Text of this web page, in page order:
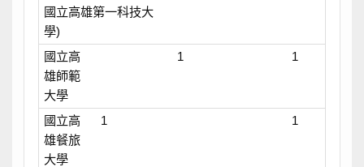
國立高雄第一科技大
學)
國立高
雄師範
大學
1 1
國立高
雄餐旅
大學
1 1